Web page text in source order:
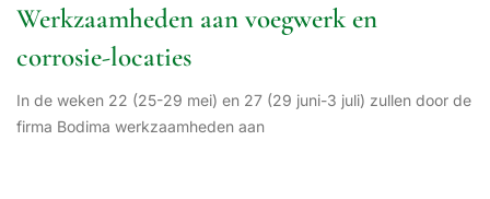
Werkzaamheden aan voegwerk en
corrosie-locaties
In de weken 22 (25-29 mei) en 27 (29 juni-3 juli) zullen door de
firma Bodima werkzaamheden aan